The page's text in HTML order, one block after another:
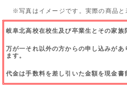
※写真はイメージです。実際の商品と
岐阜北高校在校生及び卒業生とその家族
万が一それ以外の方からの申し込みがあ
ます。
代金は手数料を差し引いた金額を現金書